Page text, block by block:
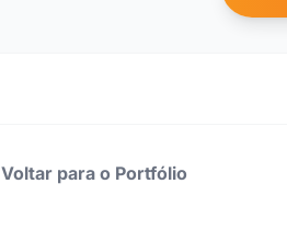
Voltar para o Portfólio